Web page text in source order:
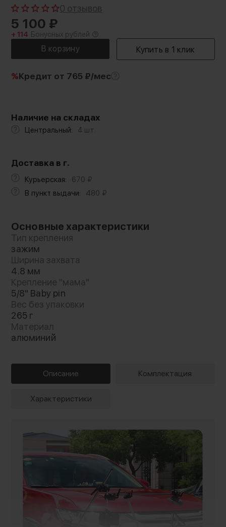
0 отзывов
5 100 ₽
+ 114 Бонусных рублей
%Кредит от 765 ₽/мес
Наличие на складах
Центральный: 4 шт.
Доставка в г.
Курьерская: 670 ₽
В пункт выдачи:
480 ₽
Основные характеристики
Тип крепления
зажим
Ширина захвата
4.8 мм
Крепление "мама"
5/8" Baby pin
Вес без упаковки
265 г
Материал
алюминий
Описание Комплектация
Характеристики